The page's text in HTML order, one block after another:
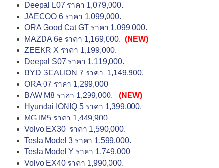
Deepal L07 ราคา 1,079,000.
JAECOO 6 ราคา 1,099,000.
ORA Good Cat GT ราคา 1,099,000.
MAZDA 6e ราคา 1,169,000. (NEW)
ZEEKR X ราคา 1,199,000.
Deepal S07 ราคา 1,119,000.
BYD SEALION 7 ราคา 1,149,900.
ORA 07 ราคา 1,299,000.
BAW M8 ราคา 1,299,000.
(NEW)
Hyundai IONIQ 5 ราคา 1,399,000.
MG IM5 ราคา 1,449,900.
Volvo EX30 ราคา 1,590,000.
Tesla Model 3 ราคา 1,599,000.
Tesla Model Y ราคา 1,749,000.
Volvo EX40 ราคา 1,990,000.